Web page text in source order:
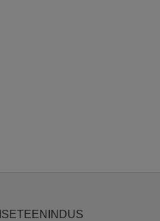
ISETEENINDUS